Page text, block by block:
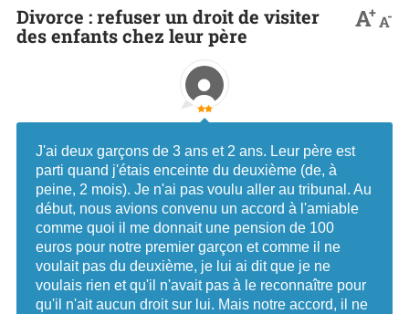
Divorce : refuser un droit de visiter
des enfants chez leur père
A+A-
J'ai deux garçons de 3 ans et 2 ans. Leur père est
parti quand j'étais enceinte du deuxième (de, à
peine, 2 mois). Je n'ai pas voulu aller au tribunal. Au
début, nous avions convenu un accord à l'amiable
comme quoi il me donnait une pension de 100
euros pour notre premier garçon et comme il ne
voulait pas du deuxième, je lui ai dit que je ne
voulais rien et qu'il n'avait pas à le reconnaître pour
qu'il n'ait aucun droit sur lui. Mais notre accord, il ne